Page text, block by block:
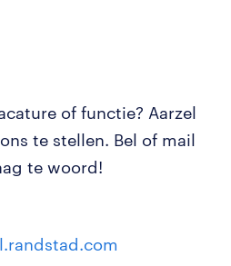
of functie? Aarzel
te stellen. Bel of mail
te woord!